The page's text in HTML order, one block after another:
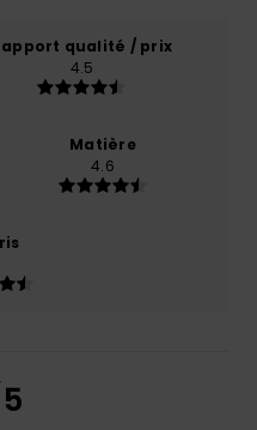
qualité / prix
4.5
Matière
4.6